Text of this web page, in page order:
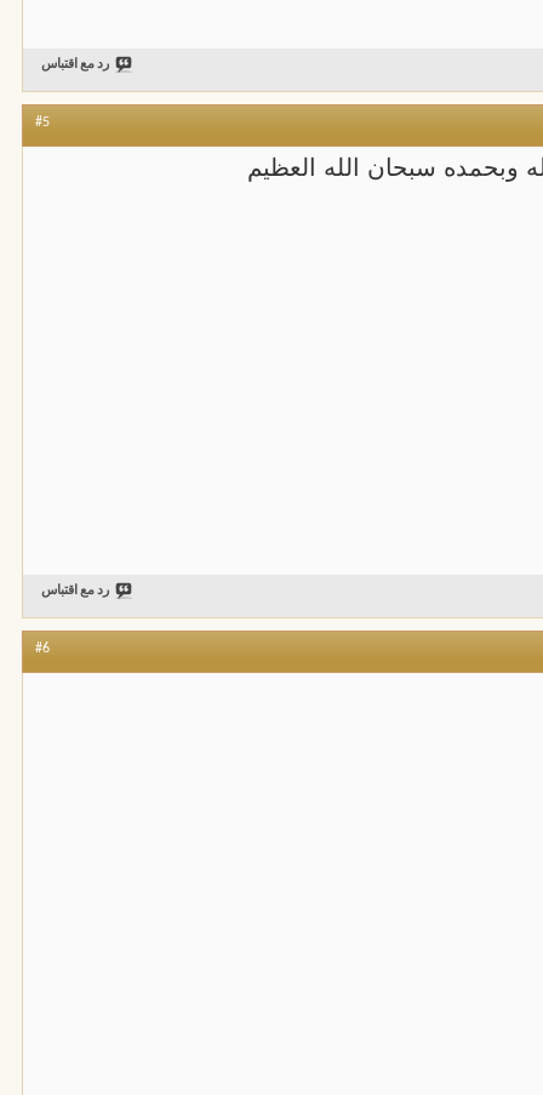
رد مع اقتباس
#5
وبحمده سبحان الله العظيم
رد مع اقتباس
#6